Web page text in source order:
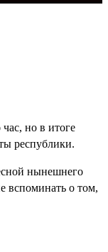
но в итоге
республики.
нынешнего
вспоминать о том,